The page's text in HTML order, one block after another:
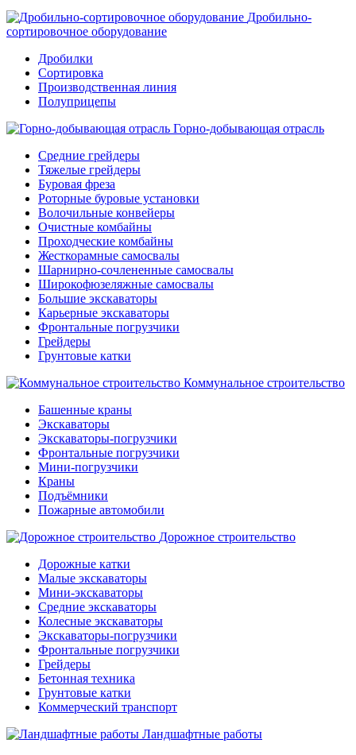
Дробильно-
сортировочное оборудование
Дробилки
Сортировка
Производственная линия
Полуприцепы
Горно-добывающая отрасль
Средние грейдеры
Тяжелые грейдеры
Буровая фреза
Роторные буровые установки
Волочильные конвейеры
Очистные комбайны
Проходческие комбайны
Жесткорамные самосвалы
Шарнирно-сочлененные самосвалы
Широкофюзеляжные самосвалы
Большие экскаваторы
Карьерные экскаваторы
Фронтальные погрузчики
Грейдеры
Грунтовые катки
Коммунальное строительство
Башенные краны
Экскаваторы
Экскаваторы-погрузчики
Фронтальные погрузчики
Мини-погрузчики
Краны
Подъёмники
Пожарные автомобили
Дорожное строительство
Дорожные катки
Малые экскаваторы
Мини-экскаваторы
Средние экскаваторы
Колесные экскаваторы
Экскаваторы-погрузчики
Фронтальные погрузчики
Грейдеры
Бетонная техника
Грунтовые катки
Коммерческий транспорт
Ландшафтные работы